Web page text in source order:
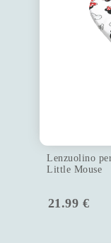
Lenzuolino
Little Mouse
21.99 €